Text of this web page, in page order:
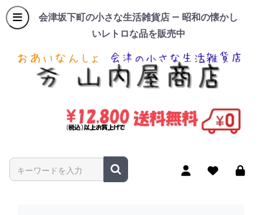
会津坂下町の小さな生活雑貨店 — 昭和の懐かし
いレトロな品を販売中
商品名やキーワードを入力